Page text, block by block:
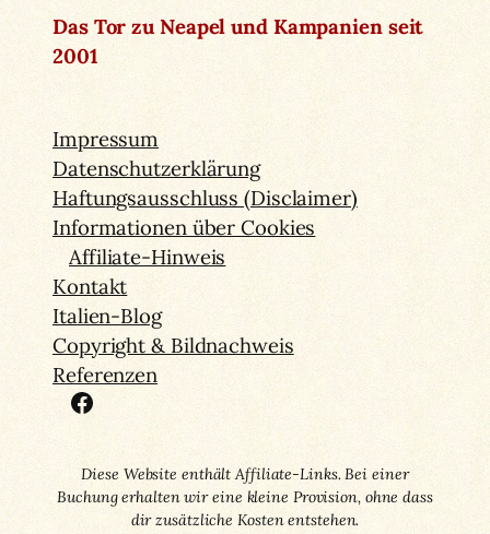
Das Tor zu Neapel und Kampanien seit
2001
Impressum
Datenschutzerklärung
Haftungsausschluss (Disclaimer)
Informationen über Cookies
Affiliate-Hinweis
Kontakt
Italien-Blog
Copyright & Bildnachweis
Referenzen
Facebook
Diese Website enthält Affiliate-Links. Bei einer
Buchung erhalten wir eine kleine Provision, ohne dass
dir zusätzliche Kosten entstehen.